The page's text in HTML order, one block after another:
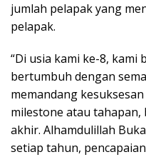
jumlah pelapak yang
pelapak.
“Di usia kami ke-8,
bertumbuh dengan
memandang
milestone atau
akhir. Alhamdulillah
setiap tahun,